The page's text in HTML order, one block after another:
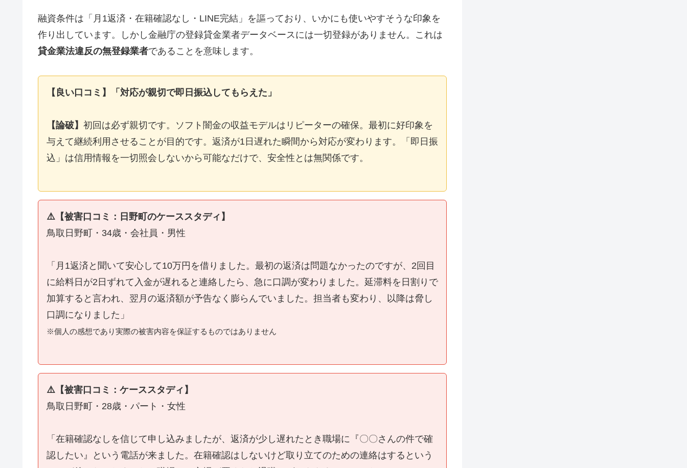
融資条件は「月1返済・在籍確認なし・LINE完結」を謳っており、いかにも使いやすそうな印象を
作り出しています。しかし金融庁の登録貸金業者データベースには一切登録がありません。これは
貸金業法違反の無登録業者であることを意味します。
【良い口コミ】「対応が親切で即日振込してもらえた」
【論破】 初回は必ず親切です。ソフト闇金の収益モデルはリピーターの確保。最初に好印象を
与えて継続利用させることが目的です。返済が1日遅れた瞬間から対応が変わります。「即日振
込」は信用情報を一切照会しないから可能なだけで、安全性とは無関係です。
⚠️【被害口コミ：日野町のケーススタディ】
鳥取日野町・34歳・会社員・男性
「月1返済と聞いて安心して10万円を借りました。最初の返済は問題なかったのですが、2回目
に給料日が2日ずれて入金が遅れると連絡したら、急に口調が変わりました。延滞料を日割りで
加算すると言われ、翌月の返済額が予告なく膨らんでいました。担当者も変わり、以降は脅し
口調になりました」
※個人の感想であり実際の被害内容を保証するものではありません
⚠️【被害口コミ：ケーススタディ】
鳥取日野町・28歳・パート・女性
「在籍確認なしを信じて申し込みましたが、返済が少し遅れたとき職場に『〇〇さんの件で確
認したい』という電話が来ました。在籍確認はしないけど取り立てのための連絡はするという